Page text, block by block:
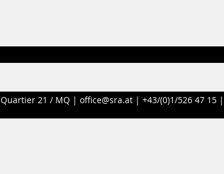
Quartier 21 / MQ | office@sra.at | +43/(0)1/526 47 15 |